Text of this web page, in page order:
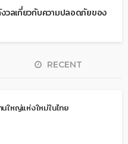
วลเกี่ยวกับความปลอดภัยของ
RECENT
นใหญ่แห่งใหม่ในไทย